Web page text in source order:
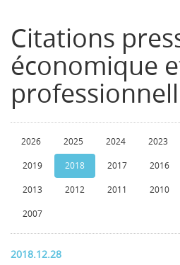
Citations
économique
2026 2025 2024 2023
2019 2018 2017 2016
2013 2012 2011 2010
2007
2018.12.28